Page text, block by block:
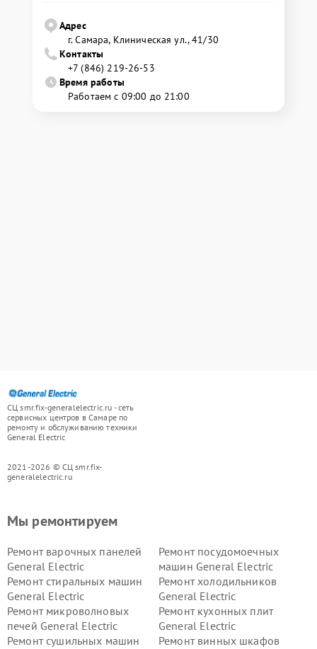
Адрес
г. Самара, Клиническая ул., 41/30
Контакты
+7 (846) 219-26-53
Время работы
Работаем с 09:00 до 21:00
СЦ smr.fix-generalelectric.ru - сеть
сервисных центров в Самаре по
ремонту и обслуживанию техники
General Electric
2021-2026 © СЦ smr.fix-
generalelectric.ru
Мы ремонтируем
Ремонт варочных панелей
General Electric
Ремонт посудомоечных
машин General Electric
Ремонт стиральных машин
General Electric
Ремонт холодильников
General Electric
Ремонт микроволновых
печей General Electric
Ремонт кухонных плит
General Electric
Ремонт сушильных машин
Ремонт винных шкафов